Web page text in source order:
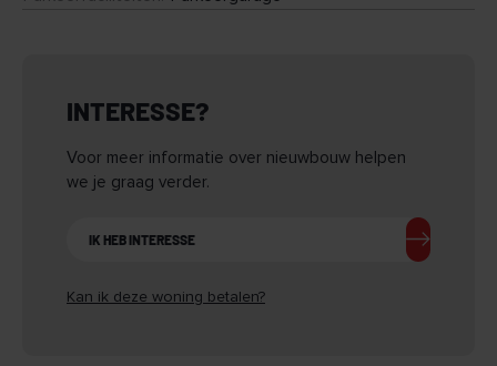
INTERESSE?
Voor meer informatie over nieuwbouw helpen
we je graag verder.
IK HEB INTERESSE
Kan ik deze woning betalen?